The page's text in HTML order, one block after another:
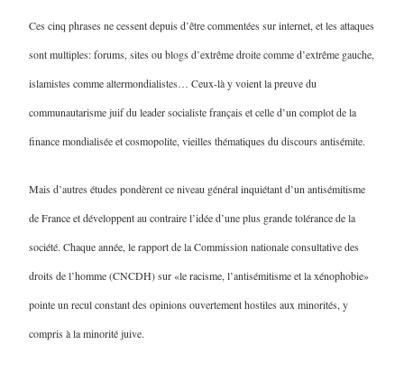
Ces cinq phrases ne cessent depuis d’être commentées sur internet, et les attaques
sont multiples: forums, sites ou blogs d’extrême droite comme d’extrême gauche,
islamistes comme altermondialistes… Ceux-là y voient la preuve du
communautarisme juif du leader socialiste français et celle d’un complot de la
finance mondialisée et cosmopolite, vieilles thématiques du discours antisémite.
Mais d’autres études pondèrent ce niveau général inquiétant d’un antisémitisme
de France et développent au contraire l’idée d’une plus grande tolérance de la
société. Chaque année, le rapport de la Commission nationale consultative des
droits de l’homme (CNCDH) sur «le racisme, l’antisémitisme et la xénophobie»
pointe un recul constant des opinions ouvertement hostiles aux minorités, y
compris à la minorité juive.